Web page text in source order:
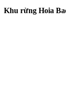
Khu rừng Hoia